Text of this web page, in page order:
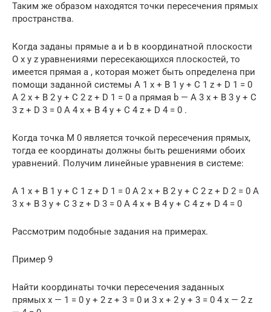
Таким же образом находятся точки пересечения прямых
пространства.
Когда заданы прямые a и b в координатной плоскости
О х у z уравнениями пересекающихся плоскостей, то
имеется прямая a , которая может быть определена при
помощи заданной системы A 1 x + B 1 y + C 1 z + D 1 = 0
A 2 x + B 2 y + C 2 z + D 1 = 0 а прямая b — A 3 x + B 3 y + C
3 z + D 3 = 0 A 4 x + B 4 y + C 4 z + D 4 = 0 .
Когда точка М 0 является точкой пересечения прямых,
тогда ее координаты должны быть решениями обоих
уравнений. Получим линейные уравнения в системе:
A 1 x + B 1 y + C 1 z + D 1 = 0 A 2 x + B 2 y + C 2 z + D 2 = 0 A
3 x + B 3 y + C 3 z + D 3 = 0 A 4 x + B 4 y + C 4 z + D 4 = 0
Рассмотрим подобные задания на примерах.
Пример 9
Найти координаты точки пересечения заданных
прямых x — 1 = 0 y + 2 z + 3 = 0 и 3 x + 2 y + 3 = 0 4 x — 2 z